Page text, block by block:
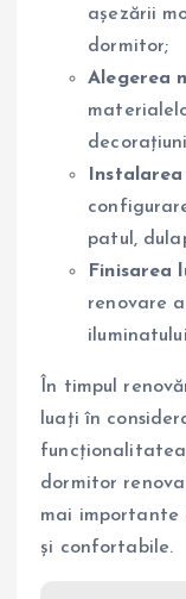
așezării
dormitor;
Alegerea
patul,
Finisarea
renovare
În timpul
luați în
dormitor
mai importante
și confortabile.